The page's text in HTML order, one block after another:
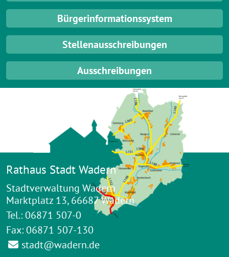
Bürgerinformationssystem
Stellenausschreibungen
Ausschreibungen
Rathaus Stadt Wadern
Stadtverwaltung Wadern
Marktplatz 13, 66687 Wadern
Tel.: 06871 507-0
Fax: 06871 507-130
stadt@wadern.de